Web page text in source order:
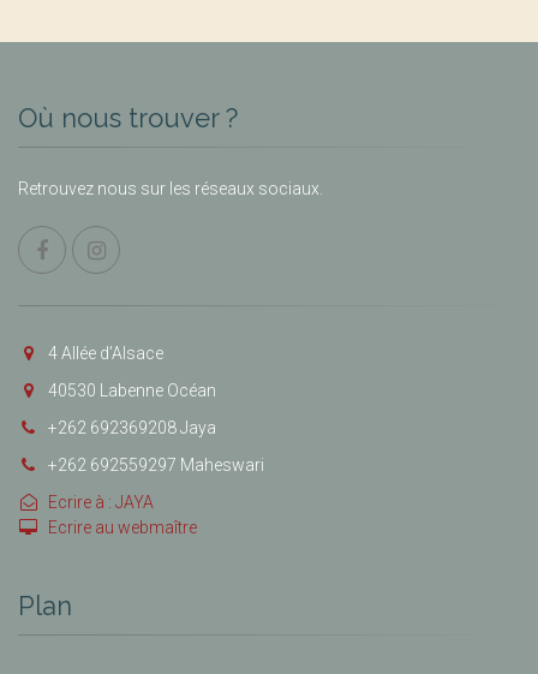
Où nous trouver ?
Retrouvez nous sur les réseaux sociaux.
4 Allée d’Alsace
40530 Labenne Océan
+262 692369208 Jaya
+262 692559297 Maheswari
Ecrire à : JAYA
Ecrire au webmaître
Plan